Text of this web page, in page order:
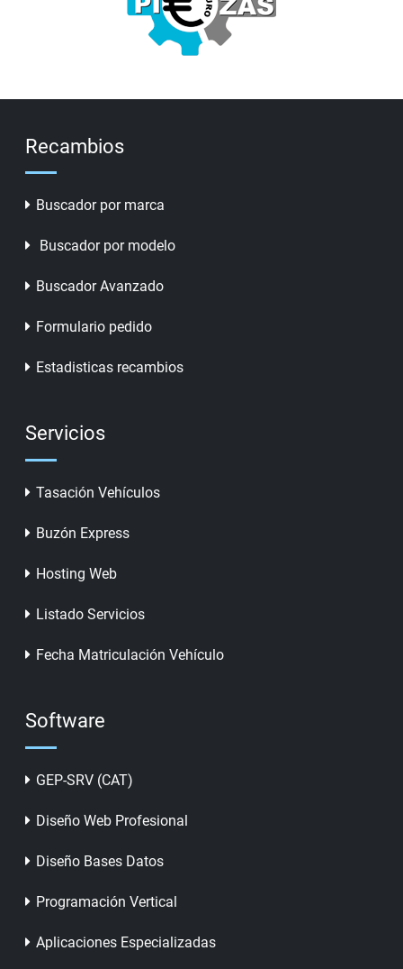
Recambios
Buscador por marca
Buscador por modelo
Buscador Avanzado
Formulario pedido
Estadisticas recambios
Servicios
Tasación Vehículos
Buzón Express
Hosting Web
Listado Servicios
Fecha Matriculación Vehículo
Software
GEP-SRV (CAT)
Diseño Web Profesional
Diseño Bases Datos
Programación Vertical
Aplicaciones Especializadas